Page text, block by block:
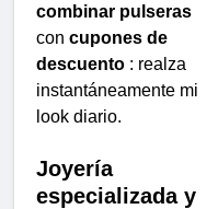
combinar pulseras
con cupones de
descuento : realza
instantáneamente mi
look diario.
Joyería
especializada y